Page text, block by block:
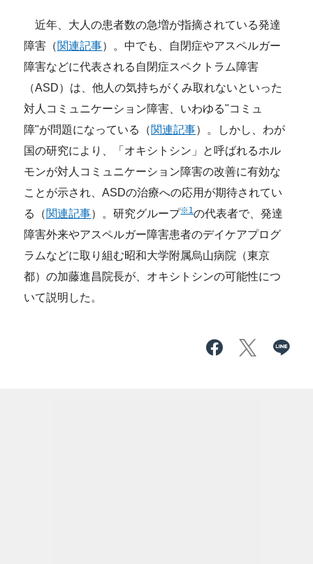
近年、大人の患者数の急増が指摘されている発達
障害（関連記事）。中でも、自閉症やアスペルガー
障害などに代表される自閉症スペクトラム障害
（ASD）は、他人の気持ちがくみ取れないといった
対人コミュニケーション障害、いわゆる"コミュ
障"が問題になっている（関連記事）。しかし、わが
国の研究により、「オキシトシン」と呼ばれるホル
モンが対人コミュニケーション障害の改善に有効な
ことが示され、ASDの治療への応用が期待されてい
る（関連記事）。研究グループ※1の代表者で、発達
障害外来やアスペルガー障害患者のデイケアプログ
ラムなどに取り組む昭和大学附属烏山病院（東京
都）の加藤進昌院長が、オキシトシンの可能性につ
いて説明した。